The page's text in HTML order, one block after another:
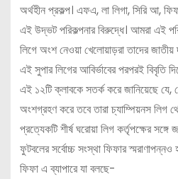
অর্থহীন প্রকল্প। এফএ, লা লিগা, সিরি আ,
এই উদ্ভট পরিকল্পনার বিরুদ্ধে। আমরা এই
লিগে অংশ নেওয়া খেলোয়াড়রা তাদের
এই সুপার লিগের আবির্ভাবের পরপরই বিবৃতি
এই ১২টি ক্লাবকে সতর্ক করে জানিয়েছে যে,
অংশগ্রহণ করে তবে তারা চ্যাম্পিয়নস লিগ
প্রত্যেকটি শীর্ষ ঘরোয়া লিগ কর্তৃপক্ষের
ফুটবলের সর্বোচ্চ সংস্থা ফিফার স্মরাণাপন্নও
ফিফা এ ব্যাপারে যা বলছে-